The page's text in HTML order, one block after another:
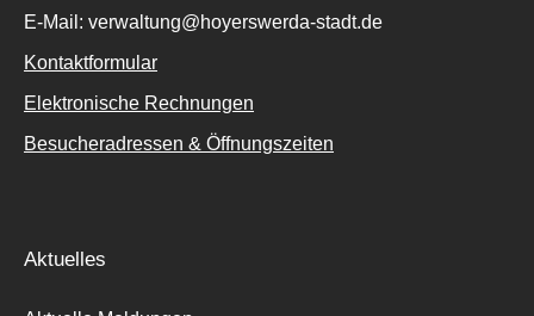
E-Mail: verwaltung@hoyerswerda-stadt.de
Kontaktformular
Elektronische Rechnungen
Besucheradressen & Öffnungszeiten
Aktuelles